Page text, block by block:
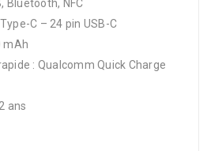
Bluetooth, NFC
C – 24 pin USB-C
mAh
: Qualcomm Quick Charge
ans